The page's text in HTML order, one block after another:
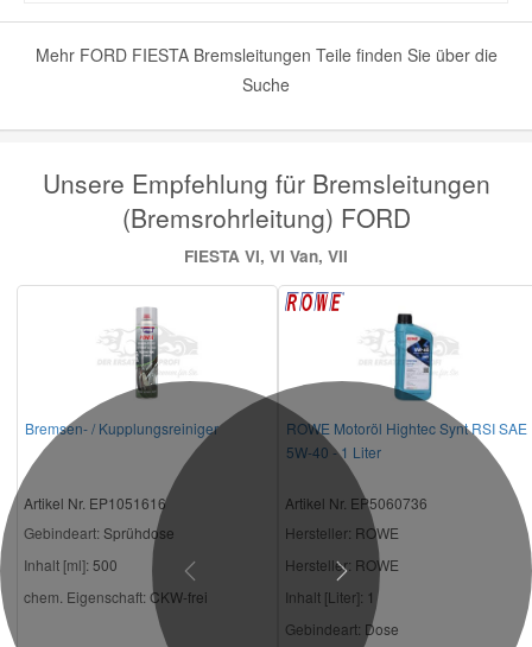
Mehr FORD FIESTA Bremsleitungen Teile finden Sie über die
Suche
Unsere Empfehlung für Bremsleitungen
(Bremsrohrleitung) FORD
FIESTA VI, VI Van, VII
Bremsen- / Kupplungsreiniger
Artikel Nr. EP1051616
Gebindeart: Sprühdose
Inhalt [ml]: 500
chem. Eigenschaft: CKW-frei
ROWE Motoröl Hightec Synt RSI SAE
5W-40 - 1 Liter
Artikel Nr. EP5060736
Hersteller: ROWE
Hersteller: ROWE
Inhalt [Liter]: 1
Gebindeart: Dose
Previous Next